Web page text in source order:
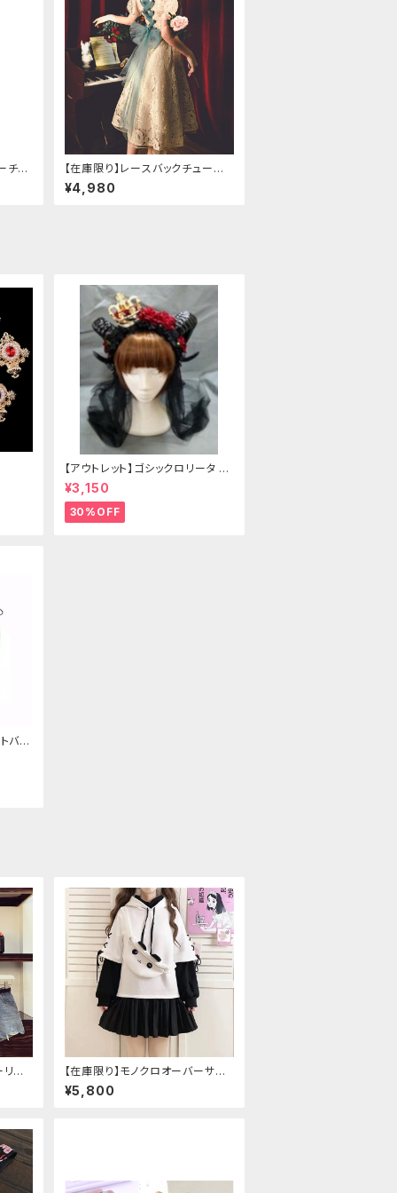
チャ
【在庫限り】レースバックチュールリ
ボンアンティークドレス
¥4,980
【アウトレット】ゴシックロリータ ゴ
ールドクラウン＆ホーン(ヴェール
付き)
¥3,150
30%OFF
バッ
ー
【在庫限り】モノクロオーバーサイ
ズパンダパーカー
¥5,800